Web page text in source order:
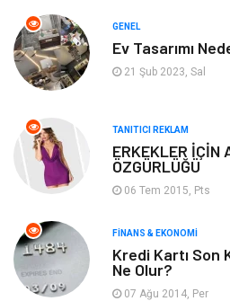
Gayrimenkul
Anne & Çocuk
Tatil
Emlak
Ev İşleri
Gençlik & Eğlence
GENEL
Ev Tasarımı
21 Şub 2023, Sal
TANITICI REKLAM
ERKEKLER İÇİN
ÖZGÜRLÜĞÜ
06 Tem 2015, Pts
FINANS & EKONOMI
Kredi Kartı Son
Ne Olur?
07 Ağu 2014, Per